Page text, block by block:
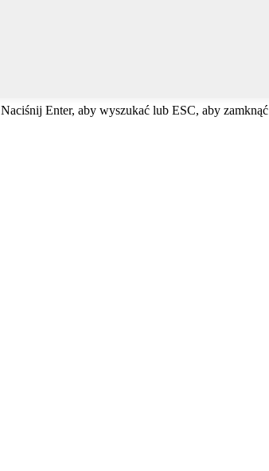
Naciśnij Enter, aby wyszukać lub ESC, aby zamknąć